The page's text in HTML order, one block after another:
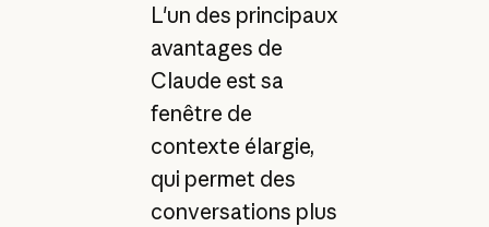
L'un des principaux
avantages de
Claude est sa
fenêtre de
contexte élargie,
qui permet des
conversations plus